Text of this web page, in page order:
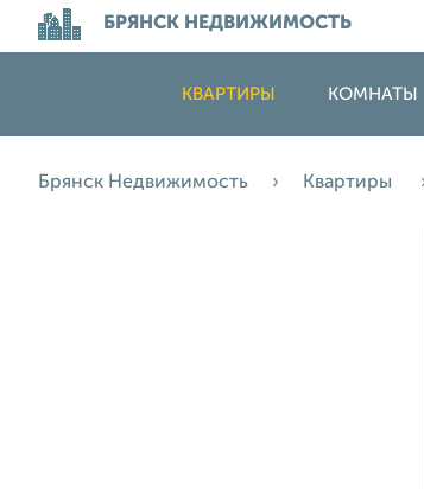
БРЯНСК НЕДВИЖИМОСТЬ
КВАРТИРЫ КОМНАТЫ
Брянск Недвижимость Квартиры